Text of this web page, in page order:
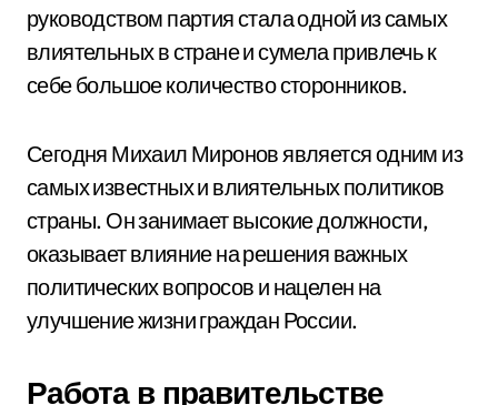
руководством партия стала одной из самых
влиятельных в стране и сумела привлечь к
себе большое количество сторонников.
Сегодня Михаил Миронов является одним из
самых известных и влиятельных политиков
страны. Он занимает высокие должности,
оказывает влияние на решения важных
политических вопросов и нацелен на
улучшение жизни граждан России.
Работа в правительстве